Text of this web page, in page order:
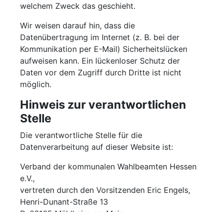
welchem Zweck das geschieht.
Wir weisen darauf hin, dass die
Datenübertragung im Internet (z. B. bei der
Kommunikation per E-Mail) Sicherheitslücken
aufweisen kann. Ein lückenloser Schutz der
Daten vor dem Zugriff durch Dritte ist nicht
möglich.
Hinweis zur verantwortlichen
Stelle
Die verantwortliche Stelle für die
Datenverarbeitung auf dieser Website ist:
Verband der kommunalen Wahlbeamten Hessen
e.V.,
vertreten durch den Vorsitzenden Eric Engels,
Henri-Dunant-Straße 13